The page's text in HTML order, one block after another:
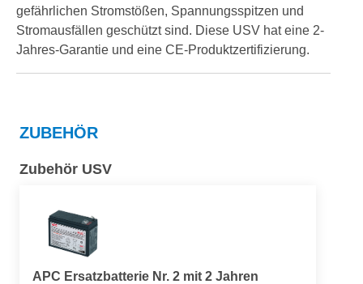
gefährlichen Stromstößen, Spannungsspitzen und
Stromausfällen geschützt sind. Diese USV hat eine 2-
Jahres-Garantie und eine CE-Produktzertifizierung.
ZUBEHÖR
Zubehör USV
APC Ersatzbatterie Nr. 2 mit 2 Jahren